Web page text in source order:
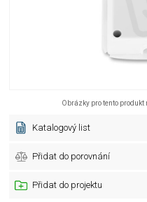
Obrázky pro tento
Katalogový list
Přidat do porovnání
Přidat do projektu